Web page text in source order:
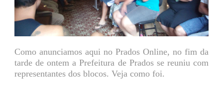
Como anunciamos aqui no Prados Online, no fim da
tarde de ontem a Prefeitura de Prados se reuniu com
representantes dos blocos. Veja como foi.